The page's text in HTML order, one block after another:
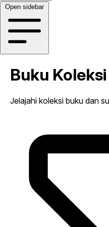
Open sidebar
Buku Koleksi
Jelajahi koleksi buku dan